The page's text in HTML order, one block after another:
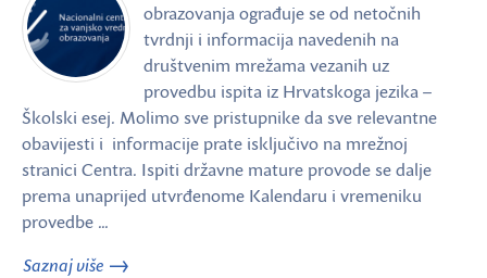
obrazovanja ograđuje se od netočnih
tvrdnji i informacija navedenih na
društvenim mrežama vezanih uz
provedbu ispita iz Hrvatskoga jezika –
Školski esej. Molimo sve pristupnike da sve relevantne
obavijesti i informacije prate isključivo na mrežnoj
stranici Centra. Ispiti državne mature provode se dalje
prema unaprijed utvrđenome Kalendaru i vremeniku
provedbe …
Saznaj više